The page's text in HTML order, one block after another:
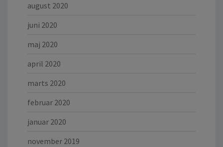
august 2020
juni 2020
maj 2020
april 2020
marts 2020
februar 2020
januar 2020
november 2019